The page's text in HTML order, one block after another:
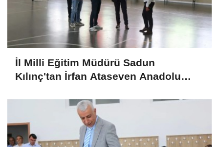
İl Milli Eğitim Müdürü Sadun
Kılınç'tan İrfan Ataseven Anadolu